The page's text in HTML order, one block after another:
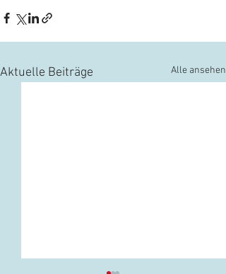
Aktuelle Beiträge Alle ansehen